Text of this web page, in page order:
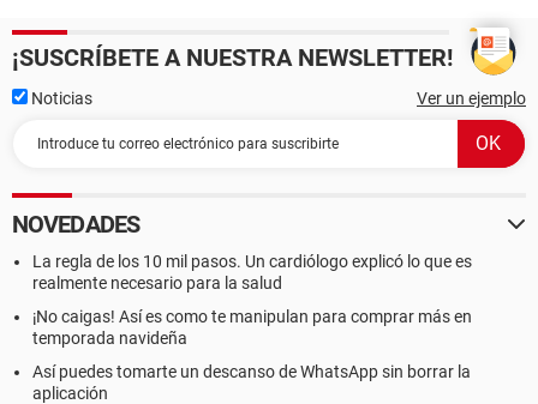
¡SUSCRÍBETE A NUESTRA NEWSLETTER!
Noticias Ver un ejemplo
NOVEDADES
La regla de los 10 mil pasos. Un cardiólogo explicó lo que es
realmente necesario para la salud
¡No caigas! Así es como te manipulan para comprar más en
temporada navideña
Así puedes tomarte un descanso de WhatsApp sin borrar la
aplicación